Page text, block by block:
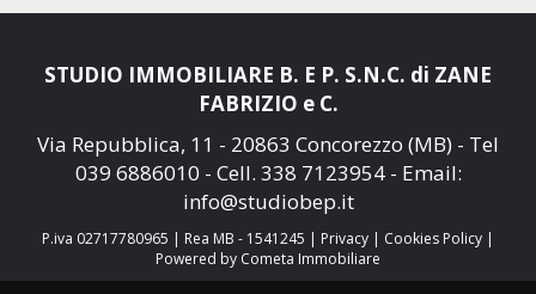
STUDIO IMMOBILIARE B. E P. S.N.C. di ZANE
FABRIZIO e C.
Via Repubblica, 11 - 20863 Concorezzo (MB) - Tel
039 6886010 - Cell. 338 7123954- Email:
info@studiobep.it
P.iva 02717780965 | Rea MB - 1541245 | Privacy | Cookies Policy |
Powered by Cometa Immobiliare